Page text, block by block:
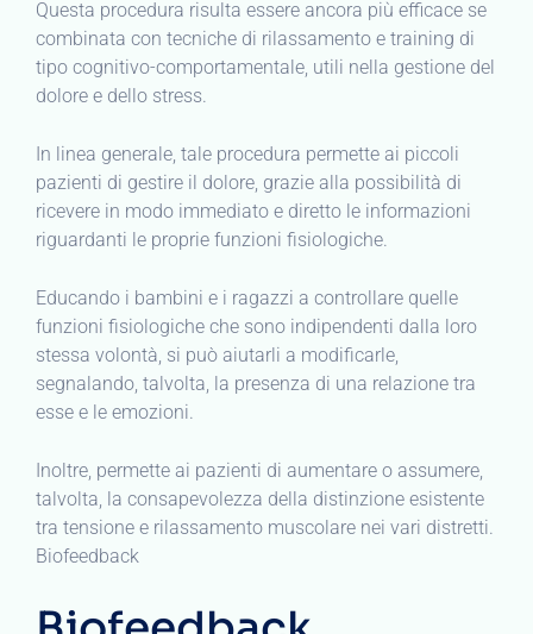
Questa procedura risulta essere ancora più efficace se
combinata con tecniche di rilassamento e training di
tipo cognitivo-comportamentale, utili nella gestione del
dolore e dello stress.
In linea generale, tale procedura permette ai piccoli
pazienti di gestire il dolore, grazie alla possibilità di
ricevere in modo immediato e diretto le informazioni
riguardanti le proprie funzioni fisiologiche.
Educando i bambini e i ragazzi a controllare quelle
funzioni fisiologiche che sono indipendenti dalla loro
stessa volontà, si può aiutarli a modificarle,
segnalando, talvolta, la presenza di una relazione tra
esse e le emozioni.
Inoltre, permette ai pazienti di aumentare o assumere,
talvolta, la consapevolezza della distinzione esistente
tra tensione e rilassamento muscolare nei vari distretti.
Biofeedback